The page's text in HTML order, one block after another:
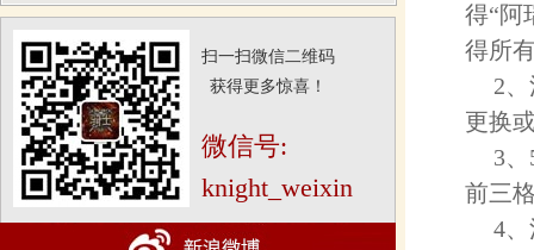
扫一扫微信二维码
获得更多惊喜！
微信号:
knight_weixin
得“阿
得所
2
更换
3
前三
4